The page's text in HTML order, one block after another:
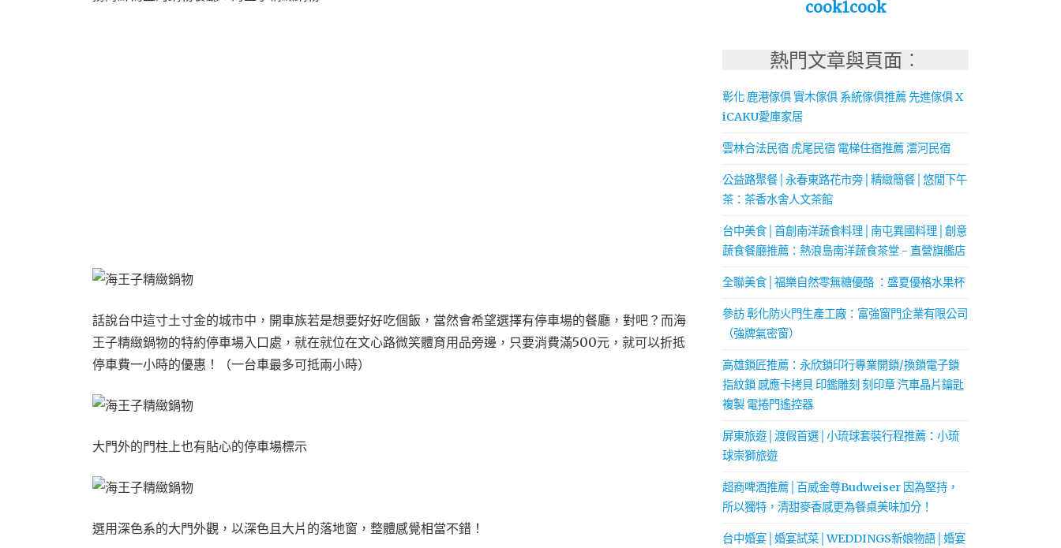
話說台中這寸土寸金的城市中，開車族若是想要好好吃個飯，當然會希望選擇有停車場的餐廳，對吧？而海
王子精緻鍋物的特約停車場入口處，就在就位在文心路微笑體育用品旁邊，只要消費滿500元，就可以折抵
停車費一小時的優惠！（一台車最多可抵兩小時）
大門外的門柱上也有貼心的停車場標示
選用深色系的大門外觀，以深色且大片的落地窗，整體感覺相當不錯！
cook1cook
熱門文章與頁面︰
彰化 鹿港傢俱 實木傢俱 系統傢俱推薦 先進傢俱 X
iCAKU愛庫家居
雲林合法民宿 虎尾民宿 電梯住宿推薦 澐河民宿
公益路聚餐│永春東路花市旁│精緻簡餐│悠閒下午
茶：茶香水舍人文茶館
台中美食│首創南洋蔬食料理│南屯異國料理│創意
蔬食餐廳推薦：熱浪島南洋蔬食茶堂 - 直營旗艦店
全聯美食│福樂自然零無糖優酪 ：盛夏優格水果杯
參訪 彰化防火門生產工廠：富強窗門企業有限公司
（強牌氣密窗）
高雄鎖匠推薦：永欣鎖印行專業開鎖/換鎖電子鎖
指紋鎖 感應卡拷貝 印鑑雕刻 刻印章 汽車晶片鑰匙
複製 電捲門遙控器
屏東旅遊│渡假首選│小琉球套裝行程推薦：小琉
球崇獅旅遊
超商啤酒推薦│百威金尊Budweiser 因為堅持，
所以獨特，清甜麥香感更為餐桌美味加分！
台中婚宴│婚宴試菜│WEDDINGS新娘物語│婚宴